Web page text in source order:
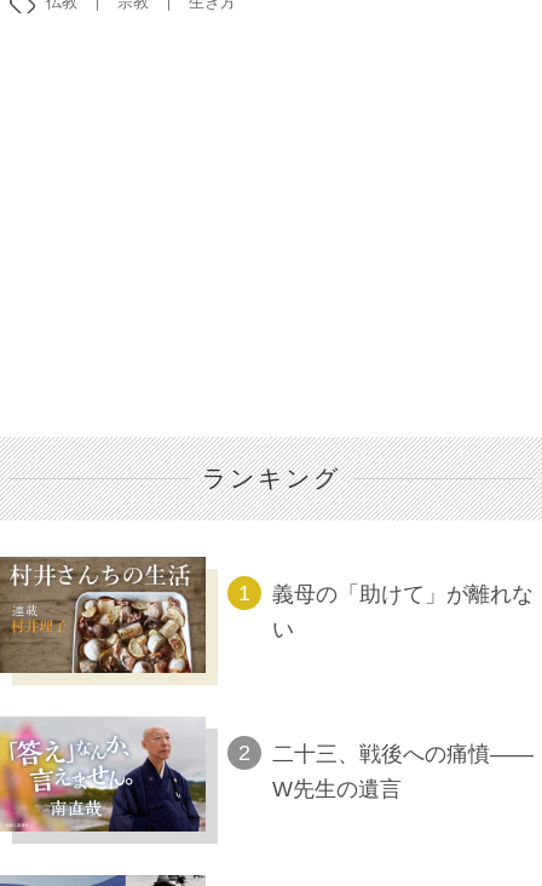
ランキング
義母の「助けて」が離れな
い
二十三、戦後への痛憤――
W先生の遺言